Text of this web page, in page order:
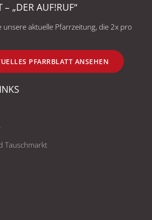
– „DER AUF!RUF“
unsere aktuelle Pfarrzeitung, die 2x pro
PFARRBLATT ANSEHEN
Tauschmarkt